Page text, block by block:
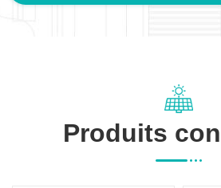
Produits